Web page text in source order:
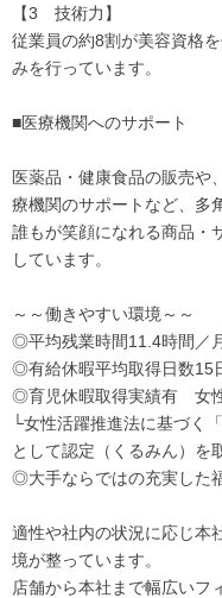
【3 技術力】
従業員の約8割が美容資格
みを行っています。
■医療機関へのサポート
医薬品・健康食品の販売や
療機関のサポートなど、多
誰もが笑顔になれる商品・
しています。
～～働きやすい環境～～
◎平均残業時間11.4時間／
◎有給休暇平均取得日数15
◎育児休暇取得実績有 女
└女性活躍推進法に基づく
として認定（くるみん）を
◎大手ならではの充実した
適性や社内の状況に応じ本
境が整っています。
店舗から本社まで幅広いフ